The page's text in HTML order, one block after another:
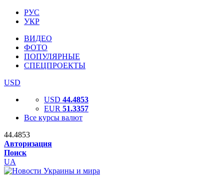
РУС
УКР
ВИДЕО
ФОТО
ПОПУЛЯРНЫЕ
СПЕЦПРОЕКТЫ
USD
USD 44.4853
EUR 51.3357
Все курсы валют
44.4853
Авторизация
Поиск
UA